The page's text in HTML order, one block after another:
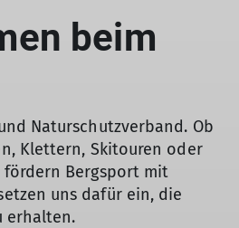
beim
Naturschutzverband. Ob
Klettern, Skitouren oder
Bergsport mit
uns dafür ein, die
erhalten.